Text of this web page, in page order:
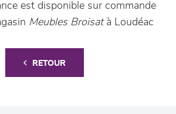
est disponible sur commande
Meubles Broisatà Loudéac
RETOUR